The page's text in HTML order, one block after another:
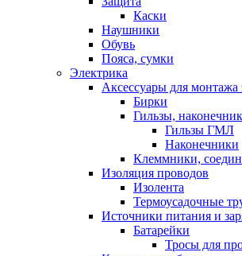
Каски
Наушники
Обувь
Пояса, сумки
Электрика
Аксессуары для монтажа
Бирки
Гильзы,
Гильзы ГМЛ
Наконечники
Клеммники,
Изоляция проводов
Изолента
Термоусадочные
Источники питания и
Батарейки
Тросы для